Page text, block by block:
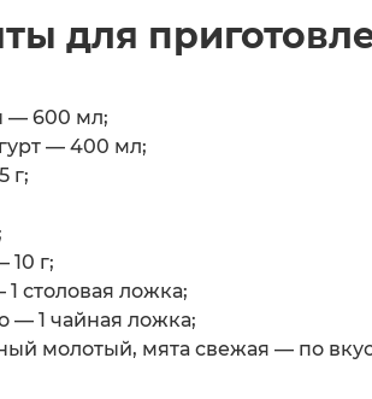
для
— 600 мл;
— 400 мл;
г;
10 г;
столовая ложка;
— 1 чайная ложка;
молотый, мята свежая — по